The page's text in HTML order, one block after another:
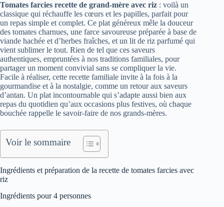
Tomates farcies recette de grand-mère avec riz : voilà un
classique qui réchauffe les cœurs et les papilles, parfait pour
un repas simple et complet. Ce plat généreux mêle la douceur
des tomates charnues, une farce savoureuse préparée à base de
viande hachée et d’herbes fraîches, et un lit de riz parfumé qui
vient sublimer le tout. Rien de tel que ces saveurs
authentiques, empruntées à nos traditions familiales, pour
partager un moment convivial sans se compliquer la vie.
Facile à réaliser, cette recette familiale invite à la fois à la
gourmandise et à la nostalgie, comme un retour aux saveurs
d’antan. Un plat incontournable qui s’adapte aussi bien aux
repas du quotidien qu’aux occasions plus festives, où chaque
bouchée rappelle le savoir-faire de nos grands-mères.
Voir le sommaire
Ingrédients et préparation de la recette de tomates farcies avec
riz
Ingrédients pour 4 personnes